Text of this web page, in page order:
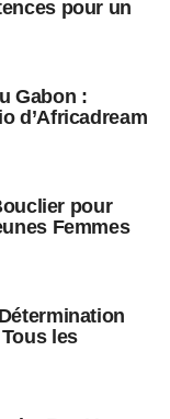
pour un
Gabon :
d’Africadream
pour
Femmes
les